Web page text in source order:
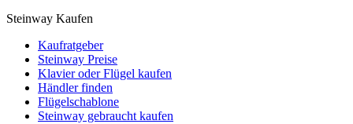
Steinway Kaufen
Kaufratgeber
Steinway Preise
Klavier oder Flügel kaufen
Händler finden
Flügelschablone
Steinway gebraucht kaufen